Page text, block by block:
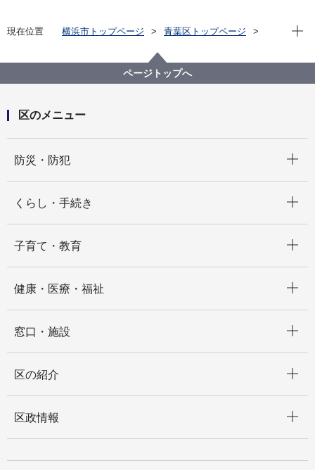
現在位置 横浜市トップページ
青葉区トップページ
予防接種
現在
ページトップへ
区のメニュー
防災・防犯
くらし・手続き
子育て・教育
健康・医療・福祉
窓口・施設
区の紹介
区政情報